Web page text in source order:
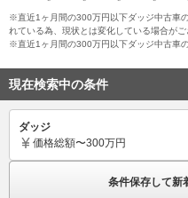
※直近1ヶ月間の300万円以下ダッジ中古車
れている為、現状とは変化している場合がご
※直近1ヶ月間の300万円以下ダッジ中古車
現在検索中の条件
ダッジ
価格総額〜300万円
条件保存して新